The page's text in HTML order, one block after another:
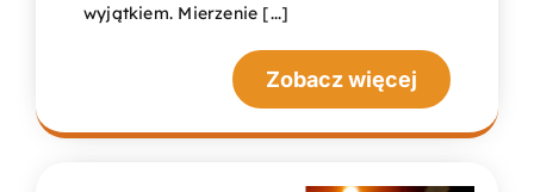
wyjątkiem. Mierzenie [...]
Zobacz więcej